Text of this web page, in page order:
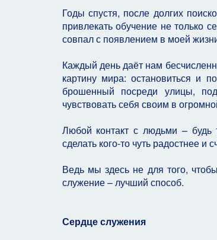
Годы спустя, после долгих
привлекать обучение не только
совпал с появлением в моей
Каждый день даёт нам
картину мира: остановиться и
брошенный посреди улицы,
чувствовать себя своим в
Любой контакт с людьми – будь
сделать кого-то чуть радостнее и
Ведь мы здесь не для того,
служение – лучший способ.
Сердце служения